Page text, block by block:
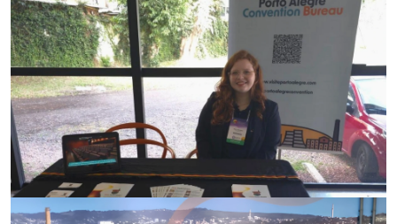
24/06/2026
Reconhecimento ao trabalho do turismo
gaúcho